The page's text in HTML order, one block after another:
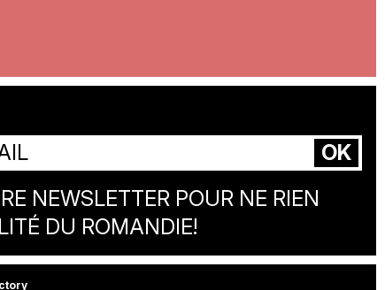
NEWSLETTER POUR NE RIEN
DU ROMANDIE!